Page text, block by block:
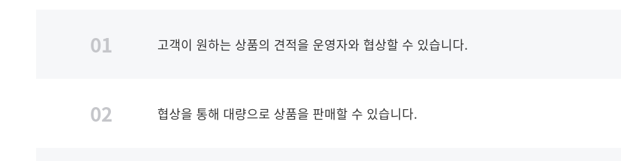
01 고객이 원하는 상품의 견적을 운영자와 협상할 수 있습니다.
02 협상을 통해 대량으로 상품을 판매할 수 있습니다.